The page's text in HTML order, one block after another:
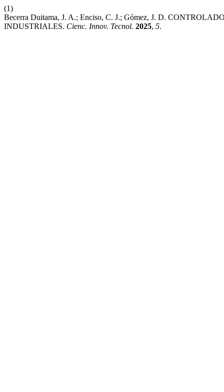
(1)
Becerra Duitama, J. A.; Enciso, C. J.; Gómez, J. D.
INDUSTRIALES. Cienc. Innov. Tecnol. 2025, 5.